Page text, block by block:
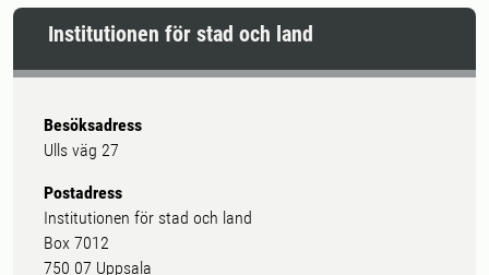
Institutionen för stad och land
Besöksadress
Ulls väg 27
Postadress
Institutionen för stad och land
Box 7012
750 07 Uppsala